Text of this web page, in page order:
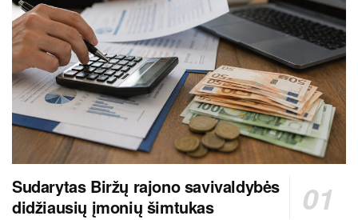
Sudarytas Biržų rajono savivaldybės
didžiausių įmonių šimtukas